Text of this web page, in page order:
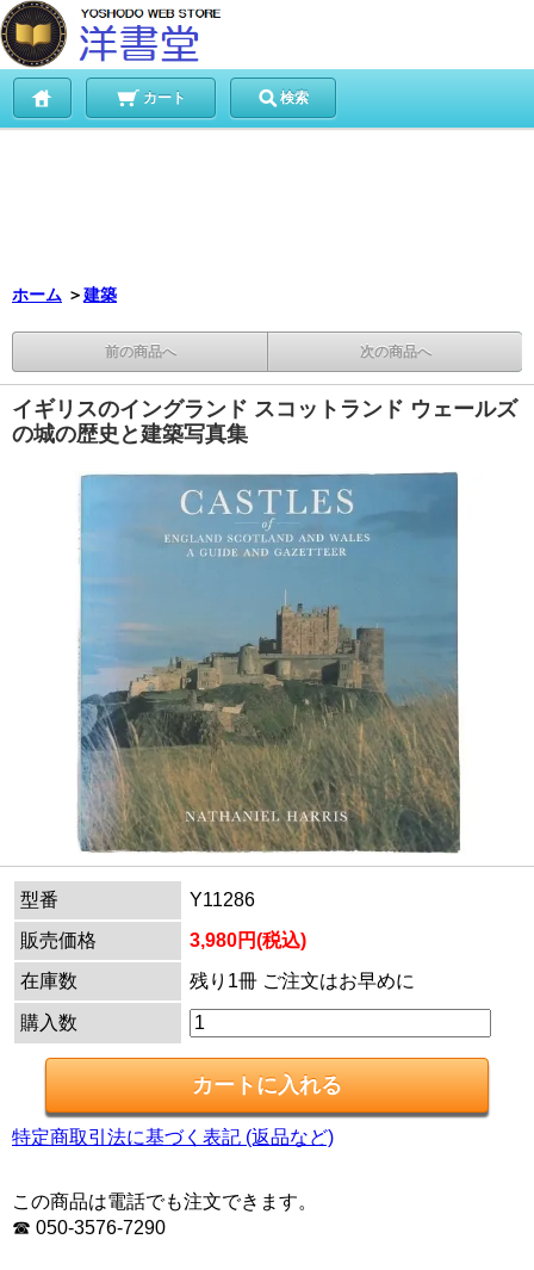
カート 検索
ホーム ＞建築
前の商品へ 次の商品へ
イギリスのイングランド スコットランド ウェールズ
の城の歴史と建築写真集
型番
Y11286
販売価格
3,980円(税込)
在庫数
残り1冊 ご注文はお早めに
購入数
特定商取引法に基づく表記 (返品など)
この商品は電話でも注文できます。
☎ 050-3576-7290